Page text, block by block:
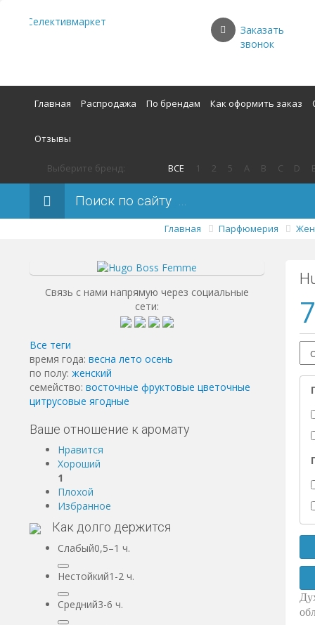
Заказать
звонок
Главная Распродажа По брендам Как оформить заказ
Отзывы
Выберите бренд: ВСЕ 1 2 5 A B C D
Поиск по сайту
Главная Парфюмерия
Связь с нами напрямую через социальные
сети:
Все теги
время года: весна лето осень
по полу: женский
семейство: восточные фруктовые цветочные
цитрусовые ягодные
Ваше отношение к аромату
Нравится
Хороший
1
Плохой
Избранное
Как долго держится
Слабый0,5–1 ч.
Нестойкий1-2 ч.
Средний3-6 ч.